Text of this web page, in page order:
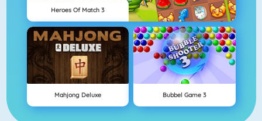
Heroes Of Match 3
Mahjong Deluxe Bubbel Game 3